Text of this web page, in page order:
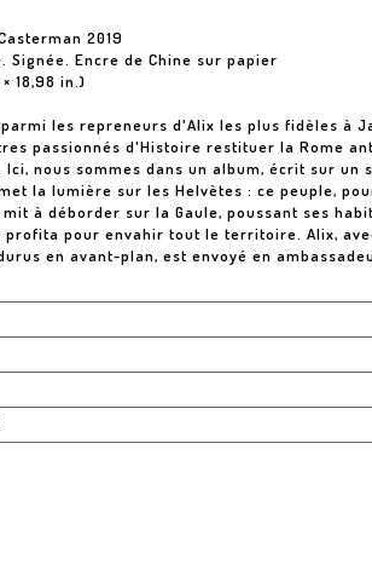
2019
Signée. Encre de Chine sur papier
18,98 in.)
les repreneurs d'Alix les plus fidèles à
passionnés d'Histoire restituer la Rome
nous sommes dans un album, écrit sur un
la lumière sur les Helvètes : ce peuple,
à déborder sur la Gaule, poussant ses
profita pour envahir tout le territoire. Alix,
en avant-plan, est envoyé en